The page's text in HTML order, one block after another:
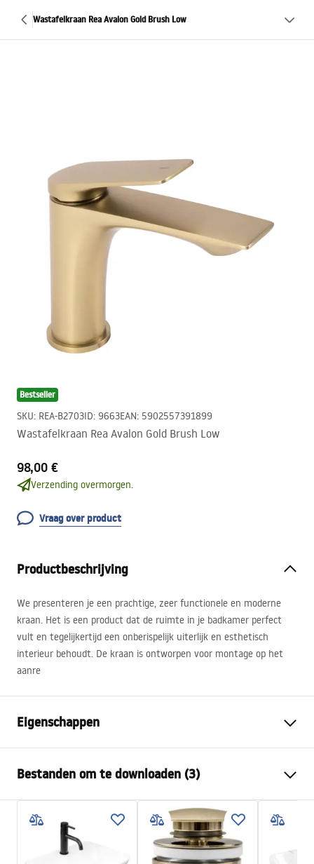
Wastafelkraan Rea Avalon Gold Brush Low
Bestseller
SKU: REA-B2703ID: 9663EAN: 5902557391899
Wastafelkraan Rea Avalon Gold Brush Low
98,00 €
Verzending overmorgen.
Vraag over product
Productbeschrijving
We presenteren je een prachtige, zeer functionele en moderne
kraan. Het is een product dat de ruimte in je badkamer perfect
vult en tegelijkertijd een onberispelijk uiterlijk en esthetisch
interieur behoudt. De kraan is ontworpen voor montage op het
aanre
Eigenschappen
Montagewijze
Opbouw
Kleur
Goud geborsteld
Type uitloop
Vast
Materiaal
Messing
Bestanden om te downloaden (3)
Garantievoorwaarden
Warranty_Terms_and_Conditions_Faucets_-_5.pdf